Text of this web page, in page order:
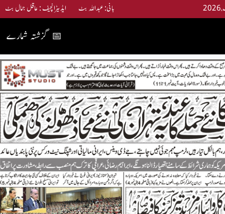
بانی: عبداللہ بٹ ایڈیٹرانچیف : عاقل جمال بٹ
گزشتہ شمارے 📅